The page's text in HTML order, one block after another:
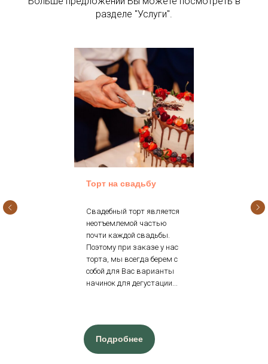
разделе "Услуги".
Торт на свадьбу
Свадебный торт является
неотъемлемой частью
почти каждой свадьбы.
Поэтому при заказе у нас
торта, мы всегда берем с
собой для Вас варианты
начинок для дегустации...
Подробнее